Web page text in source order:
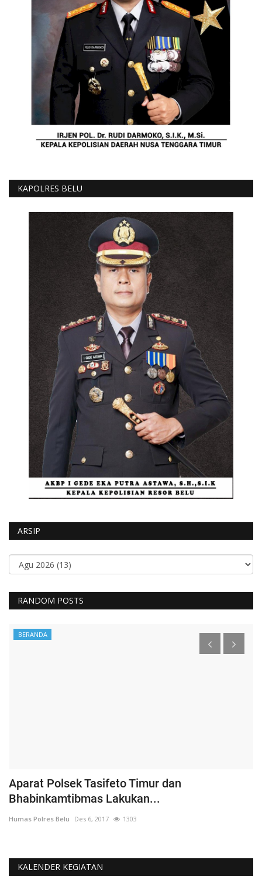
KAPOLRES BELU
ARSIP
RANDOM POSTS
BERANDA
Aparat Polsek Tasifeto Timur dan
Bhabinkamtibmas Lakukan...
Humas Polres Belu Des 6, 2017 1303
KALENDER KEGIATAN